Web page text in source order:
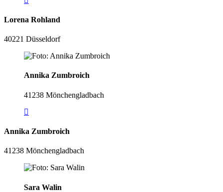
Lorena Rohland
40221 Düsseldorf
Annika Zumbroich
41238 Mönchengladbach
Annika Zumbroich
41238 Mönchengladbach
Sara Walin